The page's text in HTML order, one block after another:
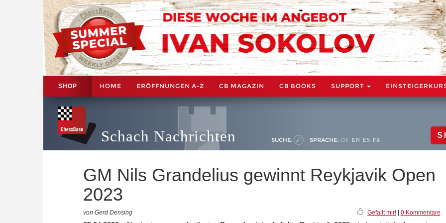
SHOP HOME ERÖFFNUNGEN A-Z CB MAGAZIN CB BOOKS SUPPORT
Schach Nachrichten SUCHE: SPRACHE: DE EN ES FR
GM Nils Grandelius gewinnt Reykjavik Open
2023
von Gerd Densing Gefällt mir!| 0 Kommentare